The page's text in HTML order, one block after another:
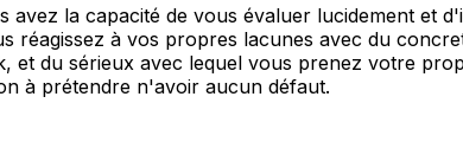
la capacité de vous évaluer lucidement et
réagissez à vos propres lacunes avec du
et du sérieux avec lequel vous prenez votre
à prétendre n'avoir aucun défaut.